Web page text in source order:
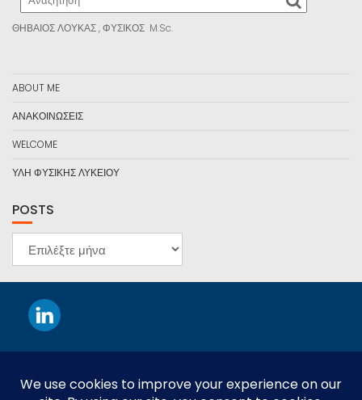
ΘΗΒΑΙΟΣ ΛΟΥΚΑΣ , ΦΥΣΙΚΟΣ M.Sc.
ABOUT ME
ΑΝΑΚΟΙΝΩΣΕΙΣ
WELCOME
ΥΛΗ ΦΥΣΙΚΗΣ ΛΥΚΕΙΟΥ
POSTS
This work is licensed under aCreative Commons Attribution-